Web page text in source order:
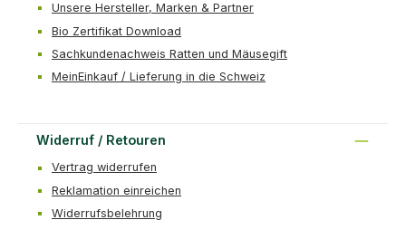
Unsere Hersteller, Marken & Partner
Bio Zertifikat Download
Sachkundenachweis Ratten und Mäusegift
MeinEinkauf / Lieferung in die Schweiz
Widerruf / Retouren
Vertrag widerrufen
Reklamation einreichen
Widerrufsbelehrung